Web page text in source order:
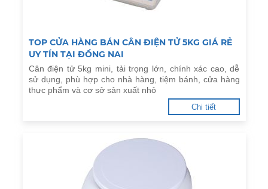
TOP CỬA HÀNG BÁN CÂN ĐIỆN TỬ 5KG GIÁ RẺ
UY TÍN TẠI ĐỒNG NAI
Cân điện tử 5kg mini, tải trọng lớn, chính xác cao, dễ
sử dụng, phù hợp cho nhà hàng, tiệm bánh, cửa hàng
thực phẩm và cơ sở sản xuất nhỏ
Chi tiết